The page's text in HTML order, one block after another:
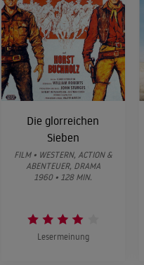
Die glorreichen
Sieben
FILM • WESTERN, ACTION &
ABENTEUER, DRAMA
1960 • 128 MIN.
Lesermeinung